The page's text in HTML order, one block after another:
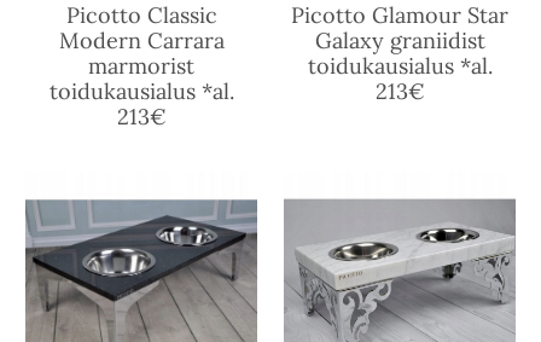
Picotto Classic
Modern Carrara
marmorist
toidukausialus *al.
213€
Picotto Glamour Star
Galaxy graniidist
toidukausialus *al.
213€